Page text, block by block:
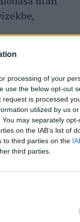
processing of your
use the below opt-out
is processed
utilized by us
may separately
on the IAB’s list of
to third parties on the
third parties.
Ez
vagy
közel